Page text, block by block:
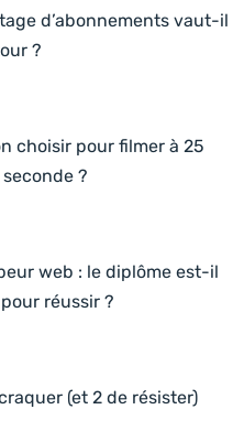
d’abonnements vaut-il
?
choisir pour filmer à 25
?
web : le diplôme est-il
réussir ?
(et 2 de résister)